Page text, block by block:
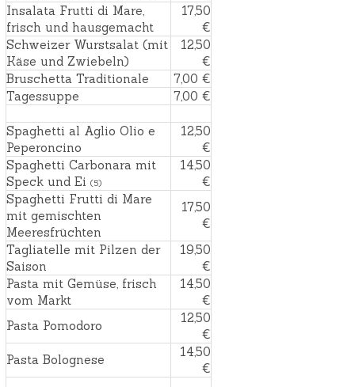
Insalata Frutti di Mare,
frisch und hausgemacht
17,50
€
Schweizer Wurstsalat (mit
Käse und Zwiebeln)
12,50
€
Bruschetta Traditionale
7,00 €
Tagessuppe
7,00 €
Spaghetti al Aglio Olio e
Peperoncino
12,50
€
Spaghetti Carbonara mit
Speck und Ei (5)
14,50
€
Spaghetti Frutti di Mare
mit gemischten
Meeresfrüchten
17,50
€
Tagliatelle mit Pilzen der
Saison
19,50
€
Pasta mit Gemüse, frisch
vom Markt
14,50
€
Pasta Pomodoro
12,50
€
Pasta Bolognese
14,50
€